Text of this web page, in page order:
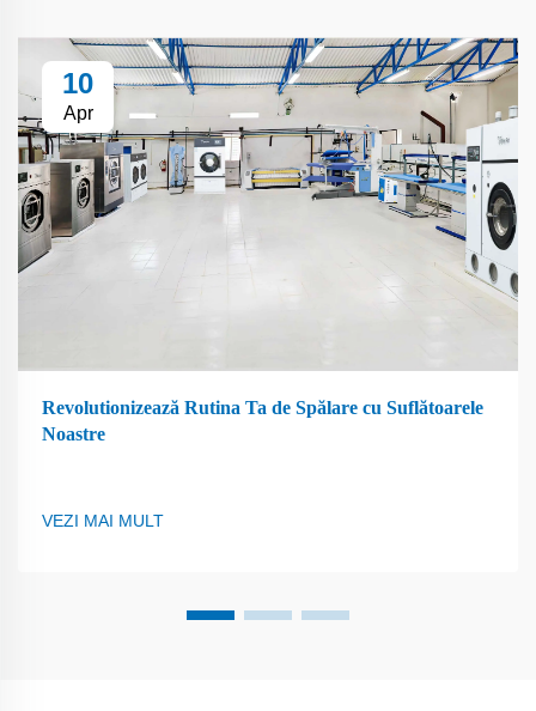
10
Apr
Revolutionizează Rutina Ta de Spălare cu Suflătoarele
Noastre
VEZI MAI MULT